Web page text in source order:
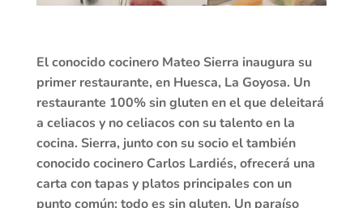
El conocido cocinero Mateo Sierra inaugura su
primer restaurante, en Huesca, La Goyosa. Un
restaurante 100% sin gluten en el que deleitará
a celiacos y no celiacos con su talento en la
cocina. Sierra, junto con su socio el también
conocido cocinero Carlos Lardiés, ofrecerá una
carta con tapas y platos principales con un
punto común: todo es sin gluten. Un paraíso